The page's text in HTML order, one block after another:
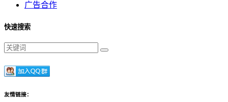
广告合作
快速搜索
友情链接：